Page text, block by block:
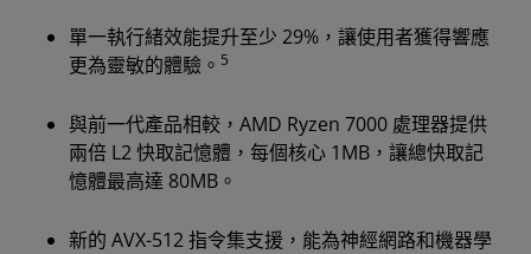
單一執行緒效能提升至少 29%，讓使用者獲得響應
更為靈敏的體驗。 5
與前一代產品相較，AMD Ryzen 7000 處理器提供
兩倍 L2 快取記憶體，每個核心 1MB，讓總快取記
憶體最高達 80MB。
新的 AVX-512 指令集支援，能為神經網路和機器學